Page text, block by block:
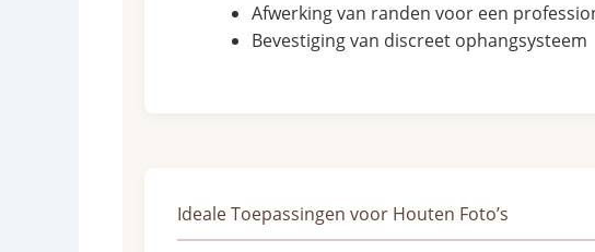
Afwerking van randen voor een
Bevestiging van discreet ophangsysteem
Ideale Toepassingen voor Houten Foto’s